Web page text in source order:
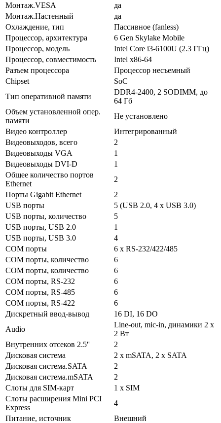
Монтаж.VESA
да
Монтаж.Настенный
да
Охлаждение, тип
Пассивное (fanless)
Процессор, архитектура
6 Gen Skylake Mobile
Процессор, модель
Intel Core i3-6100U (2.3 ГГц)
Процессор, совместимость
Intel x86-64
Разъем процессора
Процессор несъемный
Chipset
SoC
Тип оперативной памяти
DDR4-2400, 2 SODIMM, до
64 Гб
Объем установленной опер.
памяти
Не установлено
Видео контроллер
Интегрированный
Видеовыходов, всего
2
Видеовыходы VGA
1
Видеовыходы DVI-D
1
Общее количество портов
Ethernet
2
Порты Gigabit Ethernet
2
USB порты
5 (USB 2.0, 4 x USB 3.0)
USB порты, количество
5
USB порты, USB 2.0
1
USB порты, USB 3.0
4
COM порты
6 x RS-232/422/485
COM порты, количество
6
COM порты, количество
6
COM порты, RS-232
6
COM порты, RS-485
6
COM порты, RS-422
6
Дискретный ввод-вывод
16 DI, 16 DO
Audio
Line-out, mic-in, динамики 2 x
2 Вт
Внутренних отсеков 2.5''
2
Дисковая система
2 x mSATA, 2 x SATA
Дисковая система.SATA
2
Дисковая система.mSATA
2
Слоты для SIM-карт
1 x SIM
Слоты расширения Mini PCI
Express
4
Питание, источник
Внешний